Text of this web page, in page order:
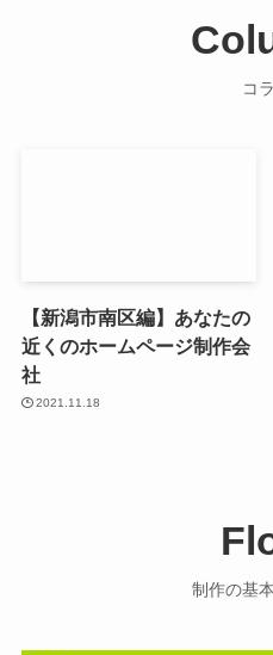
コ
【新潟市南区編】あなたの
近くのホームページ制作会
社
2021.11.18
制作の基